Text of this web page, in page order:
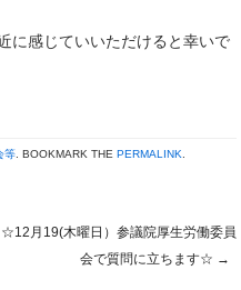
に感じていいただけると幸いで
等. BOOKMARK THE PERMALINK.
☆12月19(木曜日）参議院厚生労働委員
会で質問に立ちます☆ →